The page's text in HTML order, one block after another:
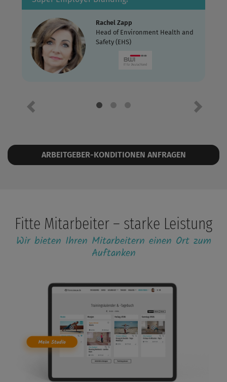
Rachel Zapp
Head of Environment Health and
Safety (EHS)
Vorheriges Element
ARBEITGEBER-KONDITIONEN ANFRAGEN
Wir bieten Ihren Mitarbeitern einen Ort zum
Auftanken
Fitte Mitarbeiter – starke Leistung